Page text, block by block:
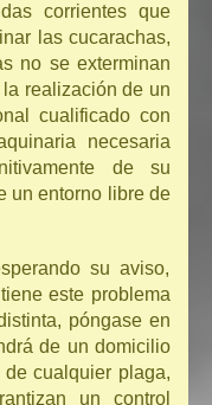
corrientes que
las cucarachas,
no se exterminan
realización de un
cualificado con
necesaria
de su
un entorno libre de
su aviso,
este problema
póngase en
de un domicilio
cualquier plaga,
un control